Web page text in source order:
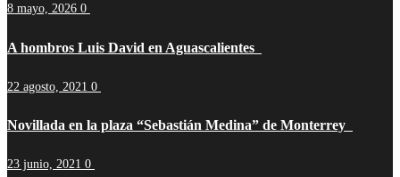
8 mayo, 2026 0
A hombros Luis David en Aguascalientes
22 agosto, 2021 0
Novillada en la plaza “Sebastián Medina” de Monterrey
23 junio, 2021 0